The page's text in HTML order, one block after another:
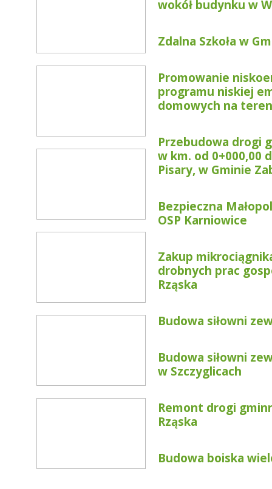
wokół budynku w
Zdalna Szkoła w
Promowanie
programu niskiej
domowych na
Przebudowa drogi
w km. od 0+000,00
Pisary, w Gminie
Bezpieczna
OSP Karniowice
Zakup
drobnych prac
Rząska
Budowa siłowni
Budowa siłowni
w Szczyglicach
Remont drogi
Rząska
Budowa boiska